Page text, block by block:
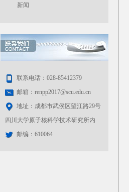
新闻
联系电话：028-85412379
邮箱：renpp2017@scu.edu.cn
地址：成都市武侯区望江路29号
四川大学原子核科学技术研究所内
邮编：610064